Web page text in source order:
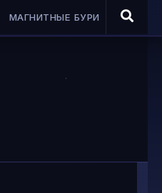
МАГНИТНЫЕ БУРИ